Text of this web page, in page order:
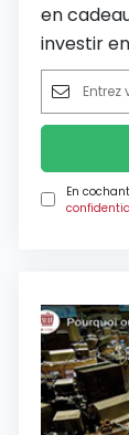
en
investir
En